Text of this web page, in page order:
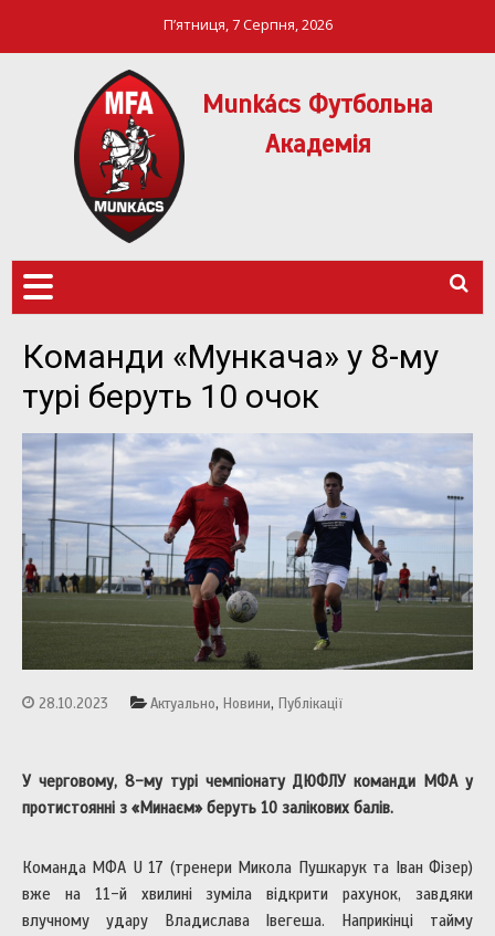
П’ятниця, 7 Серпня, 2026
Munkács Футбольна
Академія
Команди «Мункача» у 8-му
турі беруть 10 очок
28.10.2023 Актуально, Новини, Публікації
У черговому, 8-му турі чемпіонату ДЮФЛУ команди МФА у
протистоянні з «Минаєм» беруть 10 залікових балів.
Команда МФА U 17 (тренери Микола Пушкарук та Іван Фізер)
вже на 11-й хвилині зуміла відкрити рахунок, завдяки
влучному удару Владислава Івегеша. Наприкінці тайму